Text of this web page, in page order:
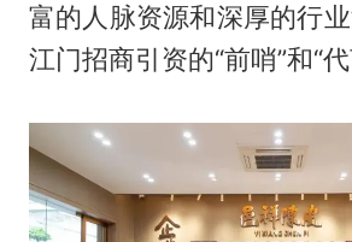
富的人脉资源和深厚的行
江门招商引资的“前哨”和“代